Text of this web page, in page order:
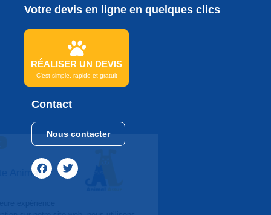
Votre devis en ligne en quelques clics
RÉALISER UN DEVIS
C'est simple, rapide et gratuit
Contact
Nous contacter
Continuer sans accepter
Bonjour
Et Bienvenue sur le site Animal